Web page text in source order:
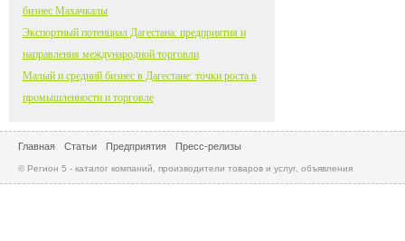
бизнес Махачкалы
Экспортный потенциал Дагестана: предприятия и
направления международной торговли
Малый и средний бизнес в Дагестане: точки роста в
промышленности и торговле
Главная Статьи Предприятия Пресс-релизы
© Регион 5 - каталог компаний, производители товаров и услуг, объявления